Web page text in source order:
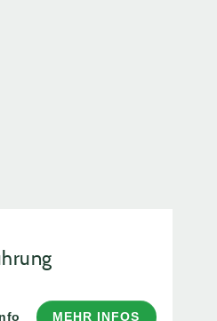
MEHR INFOS